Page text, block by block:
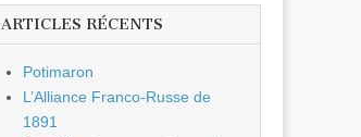
ARTICLES RÉCENTS
Potimaron
L’Alliance Franco-Russe de
1891